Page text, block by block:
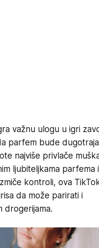
važnu ulogu u igri
parfem bude
najviše privlače
ljubiteljkama parfema
kontroli, ova
da može parirati i
drogerijama.